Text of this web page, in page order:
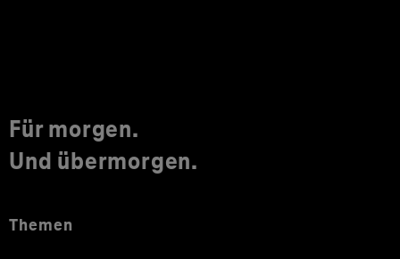
Für morgen.
Und übermorgen.
Themen